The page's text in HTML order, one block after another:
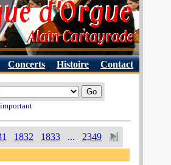
Concerts Histoire Contact
1832 1833 ... 2349